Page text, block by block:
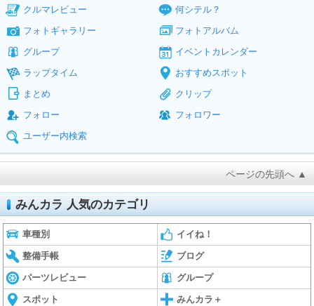
クルマレビュー
何シテル？
フォトギャラリー
フォトアルバム
グループ
イベントカレンダー
ラップタイム
おすすめスポット
まとめ
クリップ
フォロー
フォロワー
ユーザー内検索
ページの先頭へ ▲
みんカラ 人気のカテゴリ
車種別 イイね！
整備手帳 ブログ
パーツレビュー グループ
スポット みんカラ＋